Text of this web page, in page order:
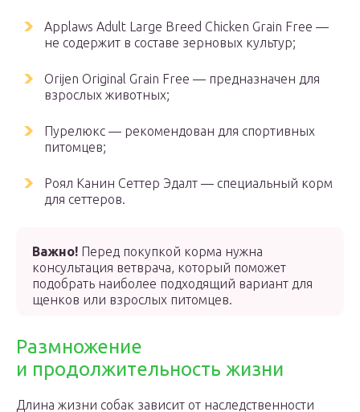
Applaws Adult Large Breed Chicken Grain Free —
не содержит в составе зерновых культур;
Orijen Original Grain Free — предназначен для
взрослых животных;
Пурелюкс — рекомендован для спортивных
питомцев;
Роял Канин Сеттер Эдалт — специальный корм
для сеттеров.
Важно! Перед покупкой корма нужна
консультация ветврача, который поможет
подобрать наиболее подходящий вариант для
щенков или взрослых питомцев.
Размножение
и продолжительность жизни
Длина жизни собак зависит от наследственности